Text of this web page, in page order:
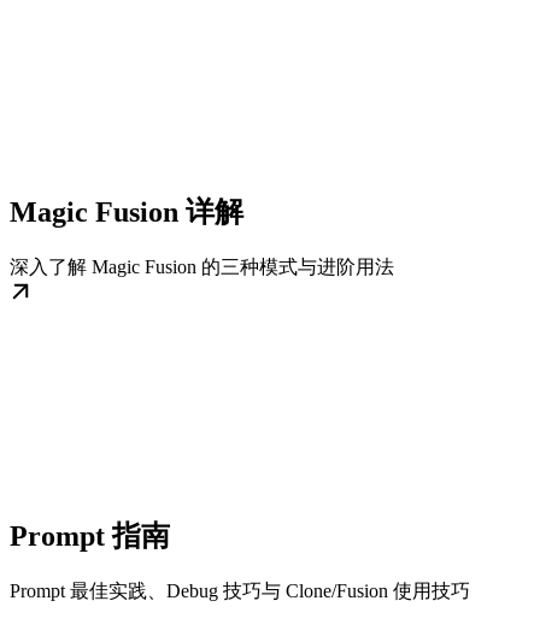
Magic Fusion 详解
深入了解 Magic Fusion 的三种模式与进阶用法
Prompt 指南
Prompt 最佳实践、Debug 技巧与 Clone/Fusion 使用技巧